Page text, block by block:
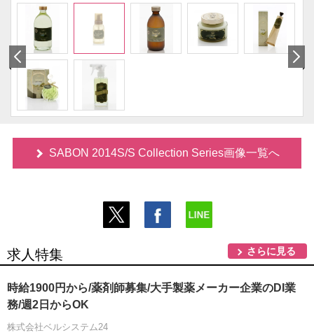
SABON 2014S/S Collection Series画像一覧へ
求人特集 さらに見る
時給1900円から/薬剤師募集/大手製薬メーカー企業のDI業
務/週2日からOK
株式会社ベルシステム24